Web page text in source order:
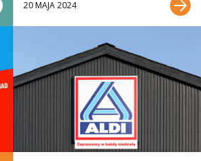
20 MAJA 2024